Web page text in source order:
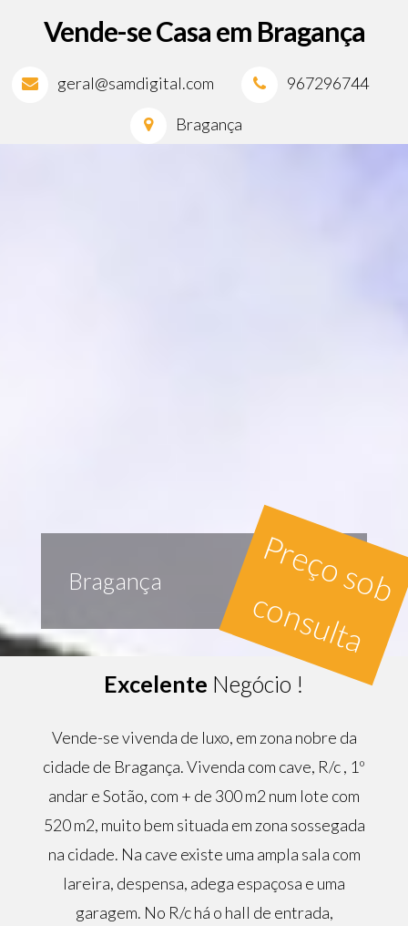
Vende-se Casa em Bragança
geral@samdigital.com 967296744
Bragança
Bragança P
r
e
ç
o
s
o
b
c
o
n
s
u
l
t
a
Excelente Negócio !
Vende-se vivenda de luxo, em zona nobre da
cidade de Bragança. Vivenda com cave, R/c , 1º
andar e Sotão, com + de 300 m2 num lote com
520 m2, muito bem situada em zona sossegada
na cidade. Na cave existe uma ampla sala com
lareira, despensa, adega espaçosa e uma
garagem. No R/c há o hall de entrada,